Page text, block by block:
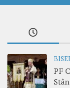
PF